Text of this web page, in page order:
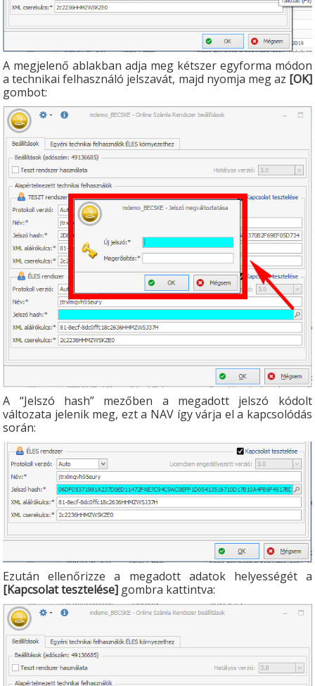
A megjelenő ablakban adja meg kétszer egyforma módon
a technikai felhasználó jelszavát, majd nyomja meg az [OK]
gombot:
A “Jelszó hash” mezőben a megadott jelszó kódolt
változata jelenik meg, ezt a NAV így várja el a kapcsolódás
során:
Ezután ellenőrizze a megadott adatok helyességét a
[Kapcsolat tesztelése] gombra kattintva: